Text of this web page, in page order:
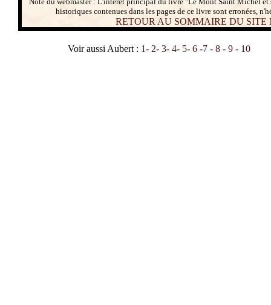
historiques contenues dans les pages de ce livre sont erronées,
RETOUR AU SOMMAIRE DU
Voir aussi Aubert : 1- 2- 3- 4- 5- 6 -7 - 8 - 9 - 10